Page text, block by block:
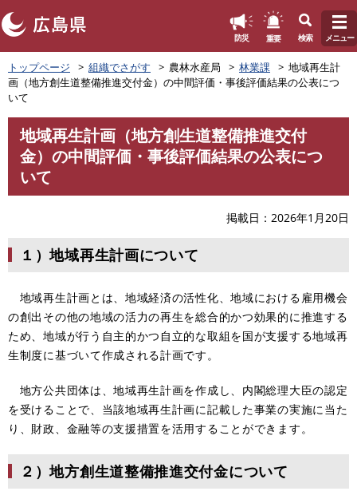
ペ
ー
ジ
の
防災 重要 検索 メニュー
トップページ 組織でさがす 農林水産局 林業課
地域再生計
画（地方創生道整備推進交付金）の中間評価・事後評価結果の公表につ
いて
地域再生計画（地方創生道整備推進交付
金）の中間評価・事後評価結果の公表につ
いて
掲載日 2026年1月20日
１）地域再生計画について
地域再生計画とは、地域経済の活性化、地域における雇用機会
の創出その他の地域の活力の再生を総合的かつ効果的に推進する
ため、地域が行う自主的かつ自立的な取組を国が支援する地域再
生制度に基づいて作成される計画です。
地方公共団体は、地域再生計画を作成し、内閣総理大臣の認定
を受けることで、当該地域再生計画に記載した事業の実施に当た
り、財政、金融等の支援措置を活用することができます。
２）地方創生道整備推進交付金について